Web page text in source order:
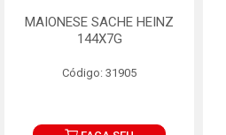
MAIONESE SACHE HEINZ
144X7G
Código: 31905